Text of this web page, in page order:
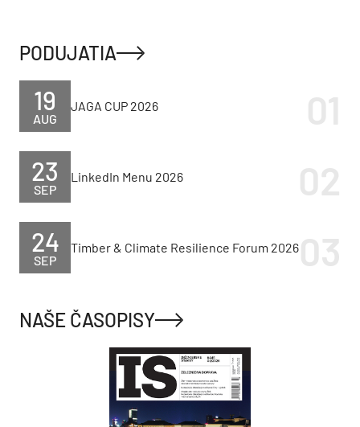
PODUJATIA
AUG
19 JAGA CUP 2026
SEP
23 LinkedIn Menu 2026
SEP
24 Timber & Climate Resilience Forum 2026
NAŠE ČASOPISY